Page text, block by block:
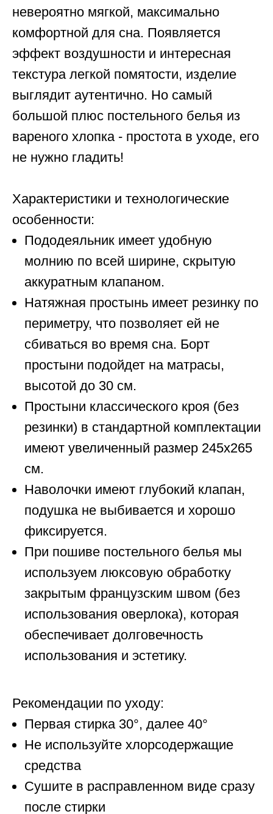
невероятно мягкой, максимально
комфортной для сна. Появляется
эффект воздушности и интересная
текстура легкой помятости, изделие
выглядит аутентично. Но самый
большой плюс постельного белья из
вареного хлопка - простота в уходе, его
не нужно гладить!
Характеристики и технологические
особенности:
Пододеяльник имеет удобную
молнию по всей ширине, скрытую
аккуратным клапаном.
Натяжная простынь имеет резинку по
периметру, что позволяет ей не
сбиваться во время сна. Борт
простыни подойдет на матрасы,
высотой до 30 см.
Простыни классического кроя (без
резинки) в стандартной комплектации
имеют увеличенный размер 245х265
см.
Наволочки имеют глубокий клапан,
подушка не выбивается и хорошо
фиксируется.
При пошиве постельного белья мы
используем люксовую обработку
закрытым французским швом (без
использования оверлока), которая
обеспечивает долговечность
использования и эстетику.
Рекомендации по уходу:
Первая стирка 30°, далее 40°
Не используйте хлорсодержащие
средства
Сушите в расправленном виде сразу
после стирки